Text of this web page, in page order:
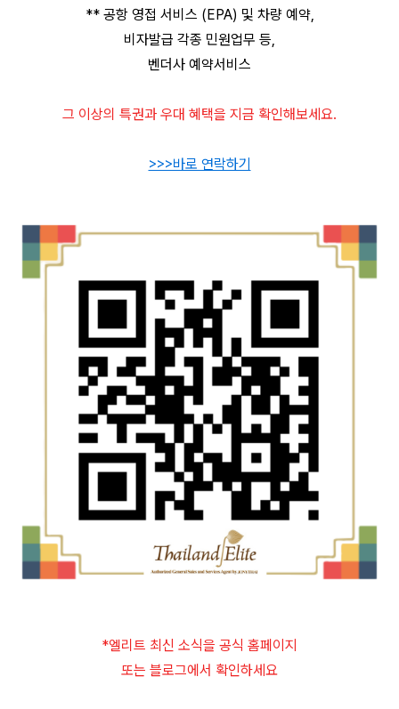
** 공항 영접 서비스 (EPA) 및 차량 예약,
비자발급 각종 민원업무 등,
벤더사 예약서비스
그 이상의 특권과 우대 혜택을 지금 확인해보세요.
>>>바로 연락하기
*엘리트 최신 소식을 공식 홈페이지
또는 블로그에서 확인하세요